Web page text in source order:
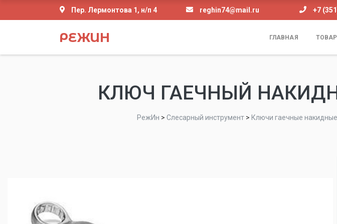
Пер. Лермонтова 1, н/п 4 reghin74@mail.ru +7
РЕЖИН ГЛАВНАЯ
КЛЮЧ ГАЕЧНЫЙ
РежИн > Слесарный инструмент> Ключи гаечные